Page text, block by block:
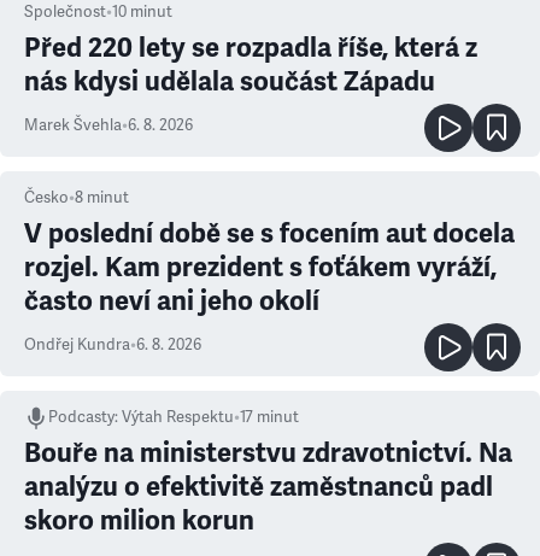
Společnost•10 minut
Před 220 lety se rozpadla říše, která z
nás kdysi udělala součást Západu
Marek Švehla•6. 8. 2026
Česko•8 minut
V poslední době se s focením aut docela
rozjel. Kam prezident s foťákem vyráží,
často neví ani jeho okolí
Ondřej Kundra•6. 8. 2026
Podcasty:Výtah Respektu•17 minut
Bouře na ministerstvu zdravotnictví. Na
analýzu o efektivitě zaměstnanců padl
skoro milion korun